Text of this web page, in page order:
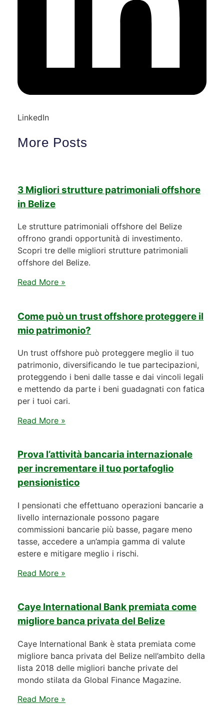
LinkedIn
More Posts
3 Migliori strutture patrimoniali offshore
in Belize
Le strutture patrimoniali offshore del Belize
offrono grandi opportunità di investimento.
Scopri tre delle migliori strutture patrimoniali
offshore del Belize.
Read More »
Come può un trust offshore proteggere il
mio patrimonio?
Un trust offshore può proteggere meglio il tuo
patrimonio, diversificando le tue partecipazioni,
proteggendo i beni dalle tasse e dai vincoli legali
e mettendo da parte i beni guadagnati con fatica
per i tuoi cari.
Read More »
Prova l’attività bancaria internazionale
per incrementare il tuo portafoglio
pensionistico
I pensionati che effettuano operazioni bancarie a
livello internazionale possono pagare
commissioni bancarie più basse, pagare meno
tasse, accedere a un’ampia gamma di valute
estere e mitigare meglio i rischi.
Read More »
Caye International Bank premiata come
migliore banca privata del Belize
Caye International Bank è stata premiata come
migliore banca privata del Belize nell’ambito della
lista 2018 delle migliori banche private del
mondo stilata da Global Finance Magazine.
Read More »